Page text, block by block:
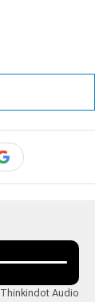
Audio